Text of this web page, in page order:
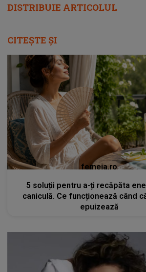
DISTRIBUIE ARTICOLUL
CITEȘTE ȘI
femeia.ro
5 soluții pentru a-ți recăpăta
caniculă. Ce funcționează când
epuizează